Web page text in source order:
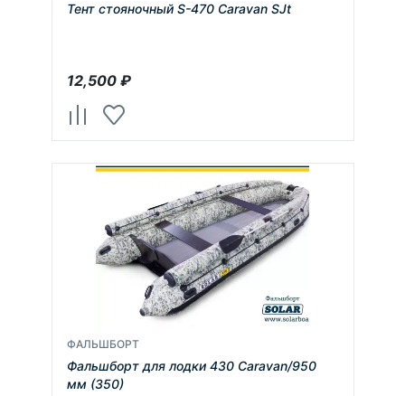
Тент стояночный S-470 Caravan SJt
12,500₽
ФАЛЬШБОРТ
Фальшборт для лодки 430 Caravan/950
мм (350)